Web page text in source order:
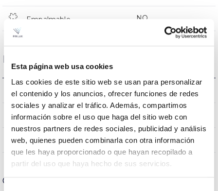
Esta página web usa cookies
Las cookies de este sitio web se usan para personalizar
el contenido y los anuncios, ofrecer funciones de redes
sociales y analizar el tráfico. Además, compartimos
información sobre el uso que haga del sitio web con
nuestros partners de redes sociales, publicidad y análisis
web, quienes pueden combinarla con otra información
que les haya proporcionado o que hayan recopilado a
partir del uso que haya hecho de sus servicios.
Empalmable NO
Datos ópticos
Temperatura de color 5.000K
CRI Índice de repr. cromática >80
Ángulo de apertura 120
Carcasa y Acabado